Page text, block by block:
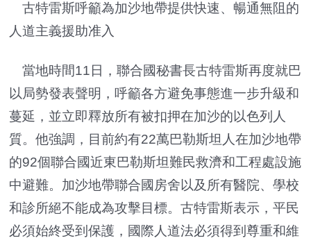
古特雷斯呼籲為加沙地帶提供快速、暢通無阻的
人道主義援助准入
當地時間11日，聯合國秘書長古特雷斯再度就巴
以局勢發表聲明，呼籲各方避免事態進一步升級和
蔓延，並立即釋放所有被扣押在加沙的以色列人
質。他強調，目前約有22萬巴勒斯坦人在加沙地帶
的92個聯合國近東巴勒斯坦難民救濟和工程處設施
中避難。加沙地帶聯合國房舍以及所有醫院、學校
和診所絕不能成為攻擊目標。古特雷斯表示，平民
必須始終受到保護，國際人道法必須得到尊重和維